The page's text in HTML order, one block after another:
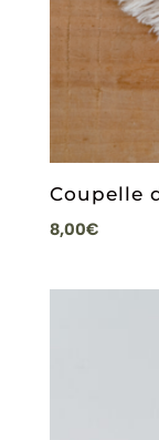
Coupelle
8,00€